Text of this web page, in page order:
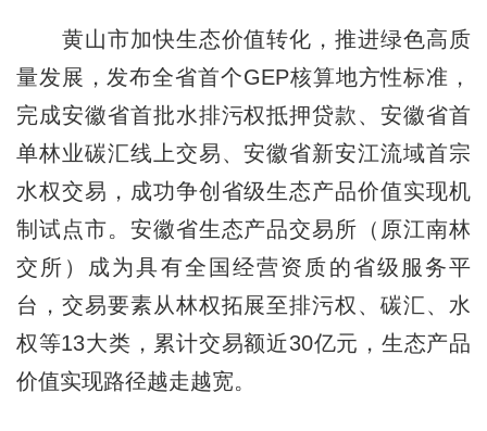
黄山市加快生态价值转化，推进绿色高质
量发展，发布全省首个GEP核算地方性标准，
完成安徽省首批水排污权抵押贷款、安徽省首
单林业碳汇线上交易、安徽省新安江流域首宗
水权交易，成功争创省级生态产品价值实现机
制试点市。安徽省生态产品交易所（原江南林
交所）成为具有全国经营资质的省级服务平
台，交易要素从林权拓展至排污权、碳汇、水
权等13大类，累计交易额近30亿元，生态产品
价值实现路径越走越宽。